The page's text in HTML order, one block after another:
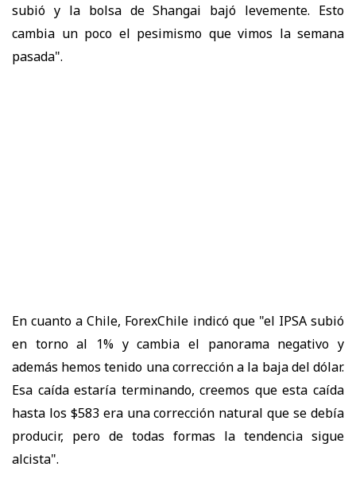
subió y la bolsa de Shangai bajó levemente. Esto
cambia un poco el pesimismo que vimos la semana
pasada".
En cuanto a Chile, ForexChile indicó que "el IPSA subió
en torno al 1% y cambia el panorama negativo y
además hemos tenido una corrección a la baja del dólar.
Esa caída estaría terminando, creemos que esta caída
hasta los $583 era una corrección natural que se debía
producir, pero de todas formas la tendencia sigue
alcista".